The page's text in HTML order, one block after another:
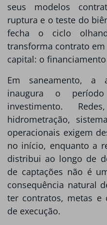
seus modelos
ruptura e o teste do
fecha o ciclo
transforma contrato em
capital: o financiamento
Em saneamento, a
inaugura o
investimento.
hidrometração,
operacionais exigem
no início, enquanto a
distribui ao longo de
de captações não é
consequência natural
ter contratos, metas e
de execução.